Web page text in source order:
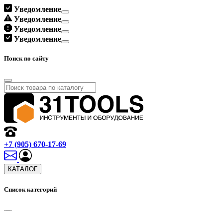
Уведомление
Уведомление
Уведомление
Уведомление
Поиск по сайту
+7 (905) 670-17-69
КАТАЛОГ
Список категорий